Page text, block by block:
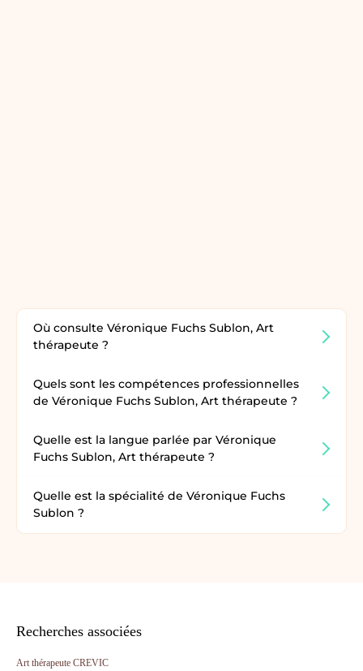
Où consulte Véronique Fuchs Sublon, Art
thérapeute ?
Quels sont les compétences professionnelles
de Véronique Fuchs Sublon, Art thérapeute ?
Quelle est la langue parlée par Véronique
Fuchs Sublon, Art thérapeute ?
Quelle est la spécialité de Véronique Fuchs
Sublon ?
Recherches associées
Art thérapeute CREVIC